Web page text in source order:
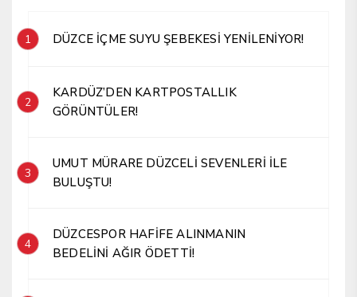
1 DÜZCE İÇME SUYU ŞEBEKESİ YENİLENİYOR!
2
KARDÜZ’DEN KARTPOSTALLIK
GÖRÜNTÜLER!
3
UMUT MÜRARE DÜZCELİ SEVENLERİ İLE
BULUŞTU!
4
DÜZCESPOR HAFİFE ALINMANIN
BEDELİNİ AĞIR ÖDETTİ!